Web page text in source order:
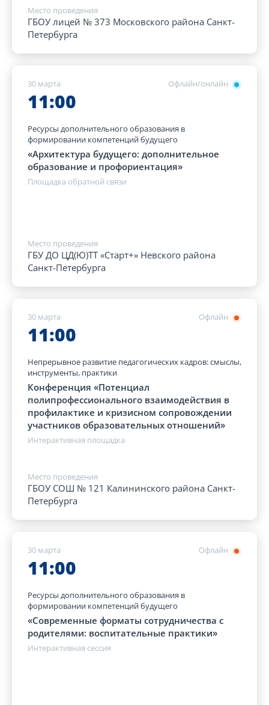
Место проведения
ГБОУ лицей № 373 Московского района Санкт-
Петербурга
Офлайн/онлайн
30 марта
11:00
Ресурсы дополнительного образования в
формировании компетенций будущего
«Архитектура будущего: дополнительное
образование и профориентация»
Площадка обратной связи
Место проведения
ГБУ ДО ЦД(Ю)ТТ «Старт+» Невского района
Санкт-Петербурга
Офлайн
30 марта
11:00
Непрерывное развитие педагогических кадров: смыслы,
инструменты, практики
Конференция «Потенциал
полипрофессионального взаимодействия в
профилактике и кризисном сопровождении
участников образовательных отношений»
Интерактивная площадка
Место проведения
ГБОУ СОШ № 121 Калининского района Санкт-
Петербурга
Офлайн
30 марта
11:00
Ресурсы дополнительного образования в
формировании компетенций будущего
«Современные форматы сотрудничества с
родителями: воспитательные практики»
Интерактивная сессия